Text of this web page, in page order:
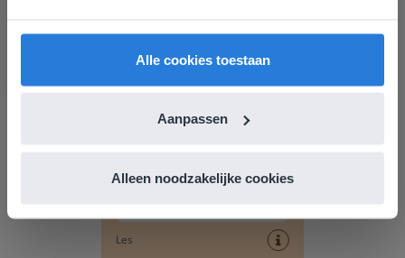
Alle cookies toestaan
Aanpassen
Alleen noodzakelijke cookies
Les 11
Groep 8, Blok 10, Week 2, Les 6
Les
English
Vlaanderen